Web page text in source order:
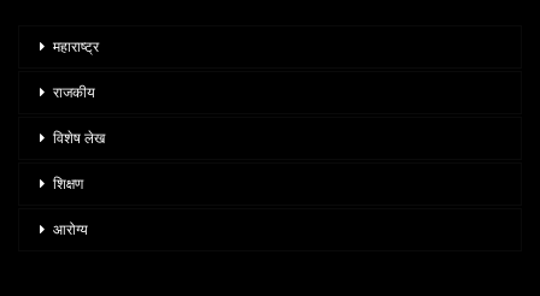
महाराष्ट्र
राजकीय
विशेष लेख
शिक्षण
आरोग्य